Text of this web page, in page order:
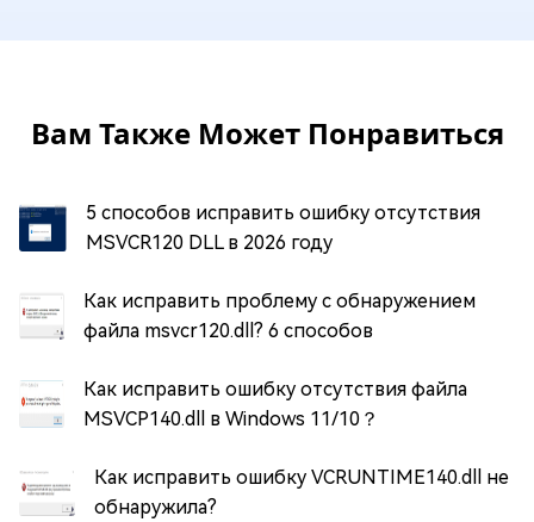
Вам Также Может Понравиться
5 способов исправить ошибку отсутствия
MSVCR120 DLL в 2026 году
Как исправить проблему с обнаружением
файла msvcr120.dll? 6 способов
Как исправить ошибку отсутствия файла
MSVCP140.dll в Windows 11/10？
Как исправить ошибку VCRUNTIME140.dll не
обнаружила?